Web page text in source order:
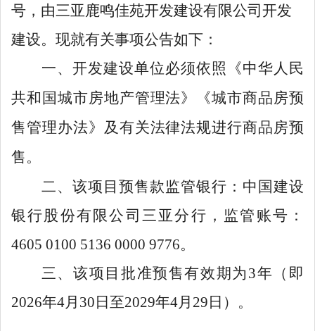
号，由三亚鹿鸣佳苑开发建设有限公司 开发
建设。现就有关事项公告如下：
一、开发建设单位必须依照《中华人民
共和国城市房地产管理法》《城市商品房预
售管理办法》及有关法律法规进行商品房预
售。
二、该项目预售款监管银行：中国建设
银行股份有限公司三亚分行，监管账号：
4605 0100 5136 0000 9776。
三、该项目批准预售有效期为 3年（即
2026年4月 30 日至2029年4月 29 日）。